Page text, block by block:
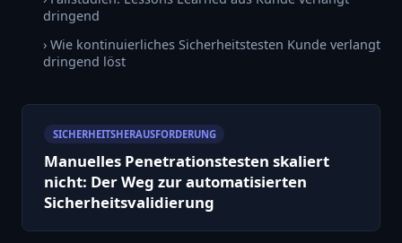
dringend
› Wie kontinuierliches Sicherheitstesten Kunde verlangt
dringend löst
SICHERHEITSHERAUSFORDERUNG
Manuelles Penetrationstesten skaliert
nicht: Der Weg zur automatisierten
Sicherheitsvalidierung